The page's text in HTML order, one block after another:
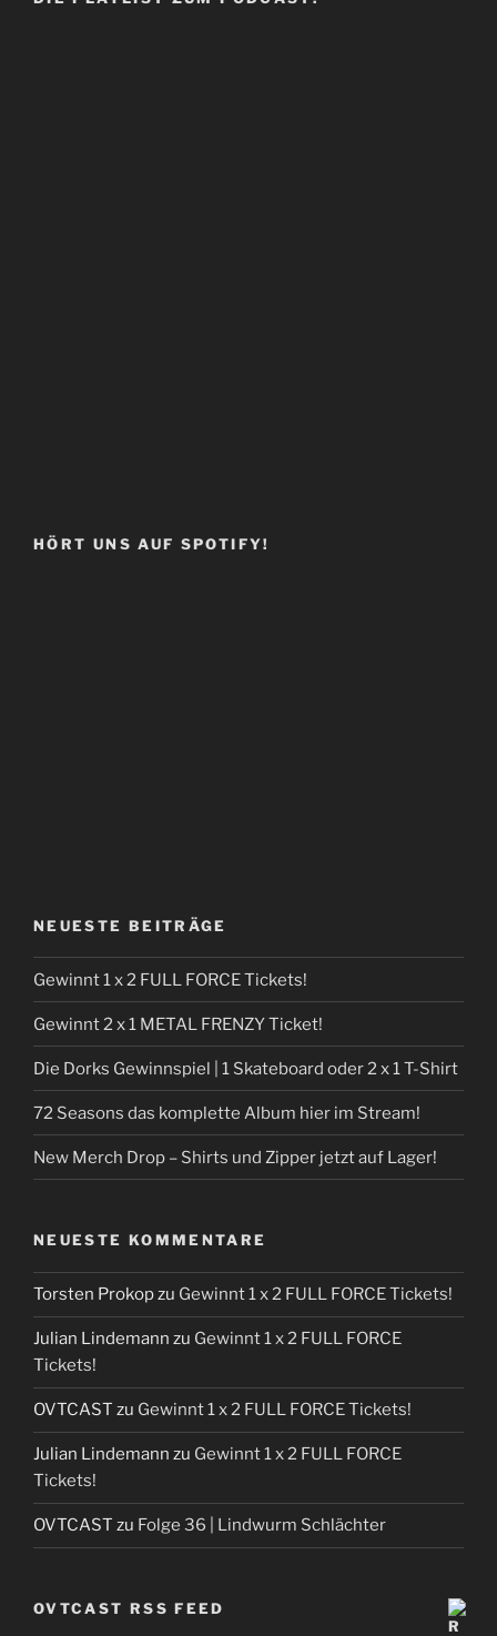
HÖRT UNS AUF SPOTIFY!
NEUESTE BEITRÄGE
Gewinnt 1 x 2 FULL FORCE Tickets!
Gewinnt 2 x 1 METAL FRENZY Ticket!
Die Dorks Gewinnspiel | 1 Skateboard oder 2 x 1 T-Shirt
72 Seasons das komplette Album hier im Stream!
New Merch Drop – Shirts und Zipper jetzt auf Lager!
NEUESTE KOMMENTARE
Torsten Prokopzu Gewinnt 1 x 2 FULL FORCE Tickets!
Julian Lindemann zu Gewinnt 1 x 2 FULL FORCE
Tickets!
OVTCAST zu Gewinnt 1 x 2 FULL FORCE Tickets!
Julian Lindemann zu Gewinnt 1 x 2 FULL FORCE
Tickets!
OVTCAST zu Folge 36 | Lindwurm Schlächter
OVTCAST RSS FEED